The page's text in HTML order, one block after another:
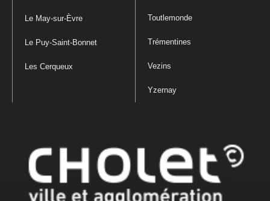
Le May-sur-Èvre
Le Puy-Saint-Bonnet
Les Cerqueux
Toutlemonde
Trémentines
Vezins
Yzernay